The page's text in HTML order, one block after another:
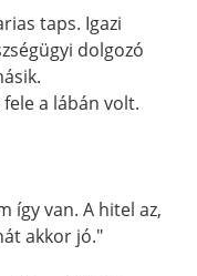
taps. Igazi
dolgozó
a lábán volt.
így van. A hitel az,
akkor jó."